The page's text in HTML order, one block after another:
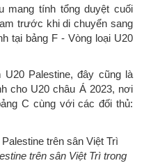
mang tính tổng duyệt cuối
trước khi di chuyển sang
tại bảng F - Vòng loại U20
Palestine, đây cũng là
cho U20 châu Á 2023, nơi
C cùng với các đối thủ:
trên sân Việt Trì trong